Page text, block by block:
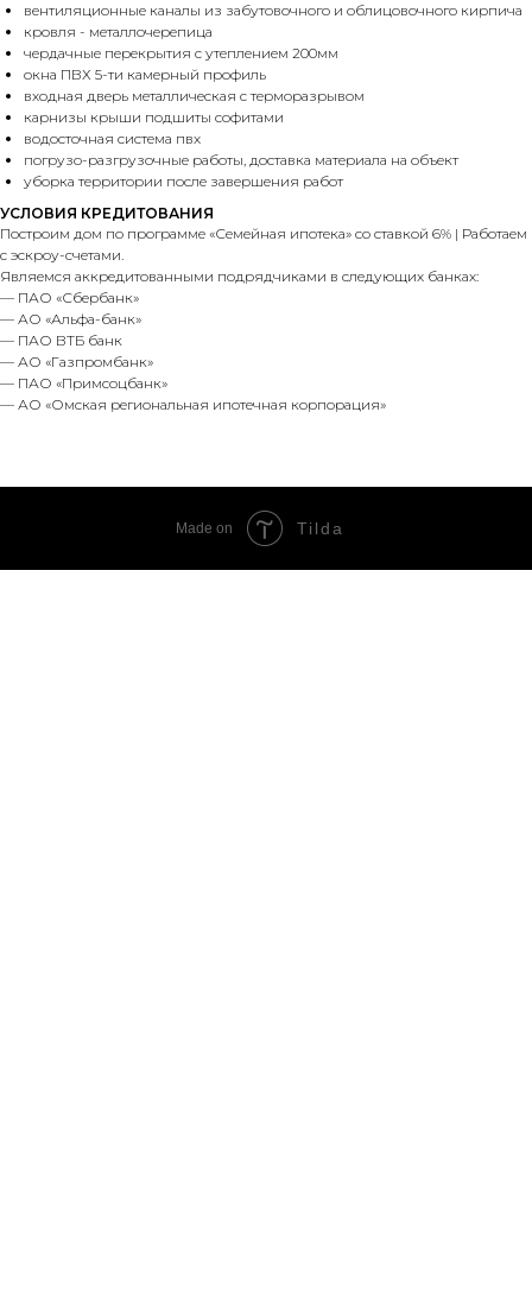
вентиляционные каналы из забутовочного и облицовочного кирпича
кровля - металлочерепица
чердачные перекрытия с утеплением 200мм
окна ПВХ 5-ти камерный профиль
входная дверь металлическая с терморазрывом
карнизы крыши подшиты софитами
водосточная система пвх
погрузо-разгрузочные работы, доставка материала на объект
уборка территории после завершения работ
УСЛОВИЯ КРЕДИТОВАНИЯ
Построим дом по программе «Семейная ипотека» со ставкой 6% | Работаем
с эскроу-счетами.
Являемся аккредитованными подрядчиками в следующих банках:
— ПАО «Сбербанк»
— АО «Альфа-банк»
— ПАО ВТБ банк
— АО «Газпромбанк»
— ПАО «Примсоцбанк»
— АО «Омская региональная ипотечная корпорация»
Made on Tilda